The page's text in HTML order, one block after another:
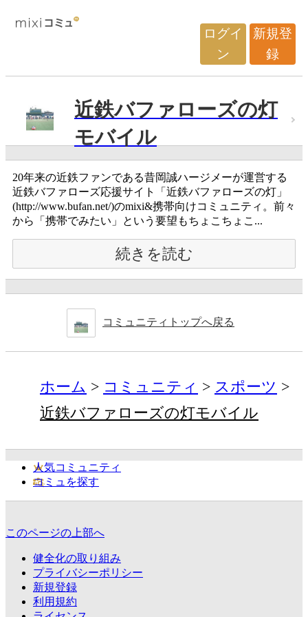
ログイ
ン
新規登
録
近鉄バファローズの灯
モバイル
20年来の近鉄ファンである昔岡誠ハージメーが運営する
近鉄バファローズ応援サイト「近鉄バファローズの灯」
(http://www.bufan.net/)のmixi&携帯向けコミュニティ。前々
から「携帯でみたい」という要望もちょこちょこ...
続きを読む
コミュニティトップへ戻る
ホーム コミュニティ
スポーツ
近鉄バファローズの灯モバイル
人気コミュニティ
コミュを探す
このページの上部へ
健全化の取り組み
プライバシーポリシー
新規登録
利用規約